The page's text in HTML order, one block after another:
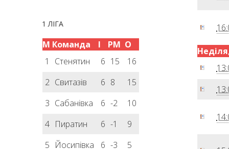
1 ЛІГА
М Команда І РМ О
1
Стенятин 6 15
16
2 Свитазів 6 8
15
3 Сабанівка 6 -2
10
4 Пиратин 6 -1
9
5 Йосипівка 6 -3 5